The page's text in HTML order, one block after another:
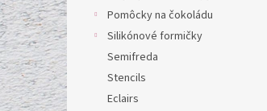
Pomôcky na čokoládu
Silikónové formičky
Semifreda
Stencils
Eclairs